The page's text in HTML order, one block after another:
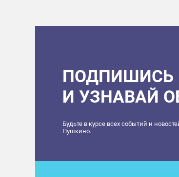
ПОДПИШИСЬ
И УЗНАВАЙ
Будьте в курсе всех событий и
Пушкино.